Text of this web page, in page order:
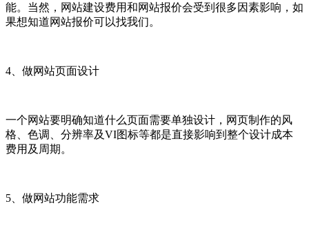
能。当然，网站建设费用和网站报价会受到很多因素影响，如
果想知道网站报价可以找我们。
4、做网站页面设计
一个网站要明确知道什么页面需要单独设计，网页制作的风
格、色调、分辨率及VI图标等都是直接影响到整个设计成本
费用及周期。
5、做网站功能需求